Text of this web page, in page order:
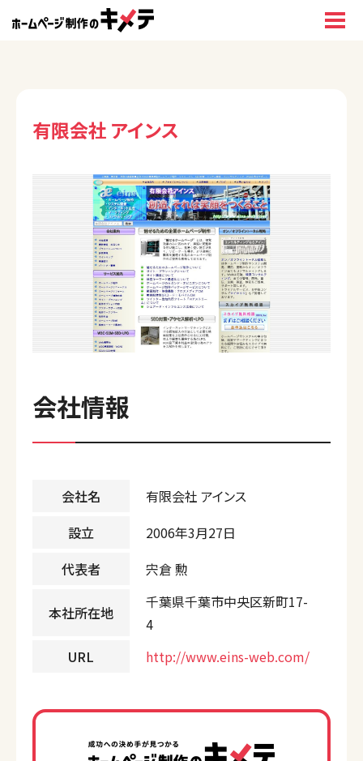
有限会社 アインス
会社情報
会社名
有限会社 アインス
設立
2006年3月27日
代表者
宍倉 勲
本社所在地
千葉県千葉市中央区新町17-
4
URL
http://www.eins-web.com/